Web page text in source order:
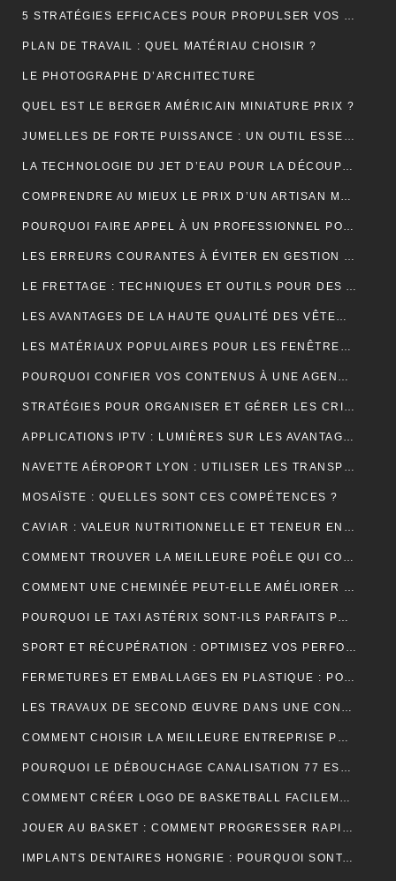
5 STRATÉGIES EFFICACES POUR PROPULSER VOS VENTES EN LIGNE
PLAN DE TRAVAIL : QUEL MATÉRIAU CHOISIR ?
LE PHOTOGRAPHE D’ARCHITECTURE
QUEL EST LE BERGER AMÉRICAIN MINIATURE PRIX ?
JUMELLES DE FORTE PUISSANCE : UN OUTIL ESSENTIEL POUR LE CAMPING
LA TECHNOLOGIE DU JET D’EAU POUR LA DÉCOUPE DES MATÉRIAUX SOLIDES
COMPRENDRE AU MIEUX LE PRIX D’UN ARTISAN MAÇON
POURQUOI FAIRE APPEL À UN PROFESSIONNEL POUR LE DÉBOUCHAGE TOILETTE YVELINES ?
LES ERREURS COURANTES À ÉVITER EN GESTION LOCATIVE ET COMMENT LES PRÉVENIR AVEC UN OUTIL EN LIGNE
LE FRETTAGE : TECHNIQUES ET OUTILS POUR DES ASSEMBLAGES PARFAITS
LES AVANTAGES DE LA HAUTE QUALITÉ DES VÊTEMENTS DE SPORT
LES MATÉRIAUX POPULAIRES POUR LES FENÊTRES DE TOIT : AVANTAGES ET INCONVÉNIENTS
POURQUOI CONFIER VOS CONTENUS À UNE AGENCE DE RÉDACTION ? LA CLÉ DU SUCCÈS EN LIGNE
STRATÉGIES POUR ORGANISER ET GÉRER LES CRISES DANS UNE ENTREPRISE
APPLICATIONS IPTV : LUMIÈRES SUR LES AVANTAGES DE LEUR UTILISATION
NAVETTE AÉROPORT LYON : UTILISER LES TRANSPORTS PUBLICS ET TAXIS
MOSAÏSTE : QUELLES SONT CES COMPÉTENCES ?
CAVIAR : VALEUR NUTRITIONNELLE ET TENEUR EN SODIUM
COMMENT TROUVER LA MEILLEURE POÊLE QUI CONVIENT À VOTRE MAISON ?
COMMENT UNE CHEMINÉE PEUT-ELLE AMÉLIORER LE CONFORT ET L’ESTHÉTIQUE DE VOTRE MAISON ?
POURQUOI LE TAXI ASTÉRIX SONT-ILS PARFAITS POUR LES TOURISTES ?
SPORT ET RÉCUPÉRATION : OPTIMISEZ VOS PERFORMANCES AVEC LES HUILES CBD À PARIS
FERMETURES ET EMBALLAGES EN PLASTIQUE : POUR UNE PROTECTION OPTIMALE DE VOS PRODUITS
LES TRAVAUX DE SECOND ŒUVRE DANS UNE CONSTRUCTION DE MAISON
COMMENT CHOISIR LA MEILLEURE ENTREPRISE POUR VOTRE DÉMÉNAGEMENT PARIS MARSEILLE?
POURQUOI LE DÉBOUCHAGE CANALISATION 77 EST-IL ESSENTIEL POUR ÉVITER LES DÉSAGRÉMENTS MAJEURS ?
COMMENT CRÉER LOGO DE BASKETBALL FACILEMENT ET EFFICACEMENT ?
JOUER AU BASKET : COMMENT PROGRESSER RAPIDEMENT EN TECHNIQUE ?
IMPLANTS DENTAIRES HONGRIE : POURQUOI SONT-ILS LA SOLUTION IDÉALE POUR UN SOURIRE PARFAIT ET ABORDABLE ?